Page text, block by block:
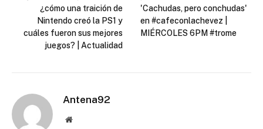
¿cómo una traición de
Nintendo creó la PS1 y
cuáles fueron sus mejores
juegos? | Actualidad
'Cachudas, pero conchudas'
en #cafeconlachevez |
MIÉRCOLES 6PM #trome
Antena92
Website